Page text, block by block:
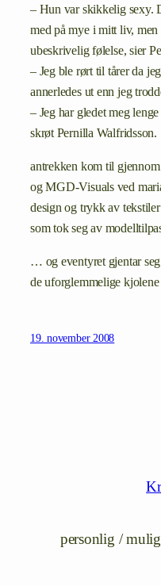
– Hun var skikkelig sexy.
med på mye i mitt liv,
ubeskrivelig følelse, sier
– Jeg ble rørt til tårer da
annerledes ut enn jeg
– Jeg har gledet meg
skrøt Pernilla Walfridsson.
antrekken kom til
og MGD-Visuals ved
design og trykk av
som tok seg av
… og eventyret gjentar
de uforglemmelige
19. november 2008
personlig /